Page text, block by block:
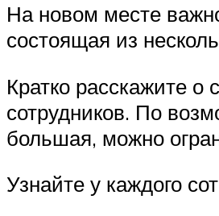
На новом месте
состоящая из
Кратко расскажите
сотрудников. По
большая, можно
Узнайте у каждого